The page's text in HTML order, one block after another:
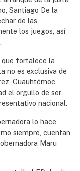
Santiago De la
de las
los juegos, así
fortalece la
no es exclusiva de
Cuauhtémoc,
el orgullo de ser
nacional.
lo hace
siempre, cuentan
Maru